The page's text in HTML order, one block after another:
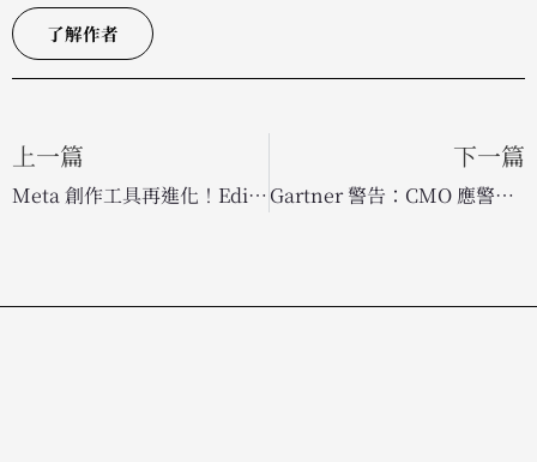
了解作者
上一篇
Meta 創作工具再進化！Edits App 新增影片特效與內容靈感功能
下一篇
Gartner 警告：CMO 應警惕過度依賴代理商 AI 平台，2029 年前恐半數過時